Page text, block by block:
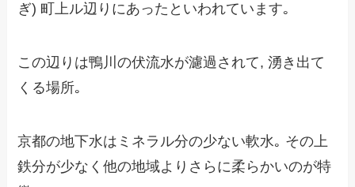
ぎ) 町上ル辺りにあったといわれています｡
この辺りは鴨川の伏流水が濾過されて, 湧き出て
くる場所｡
京都の地下水はミネラル分の少ない軟水｡ その上
鉄分が少なく他の地域よりさらに柔らかいのが特